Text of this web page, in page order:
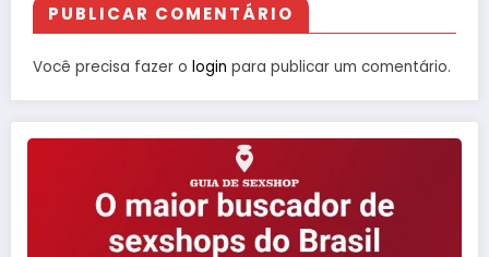
PUBLICAR COMENTÁRIO
Você precisa fazer o login para publicar um comentário.